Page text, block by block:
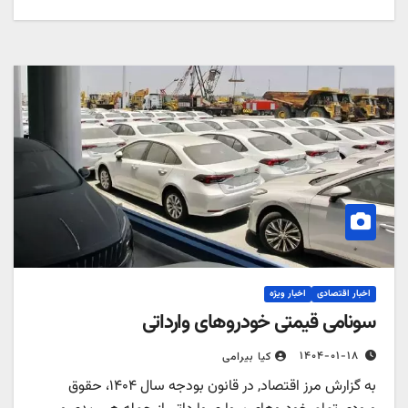
اخبار اقتصادی اخبار ویژه
سونامی قیمتی خودروهای وارداتی
۱۴۰۴-۰۱-۱۸ کیا بیرامی
به گزارش مرز اقتصاد, در قانون بودجه سال ۱۴۰۴، حقوق